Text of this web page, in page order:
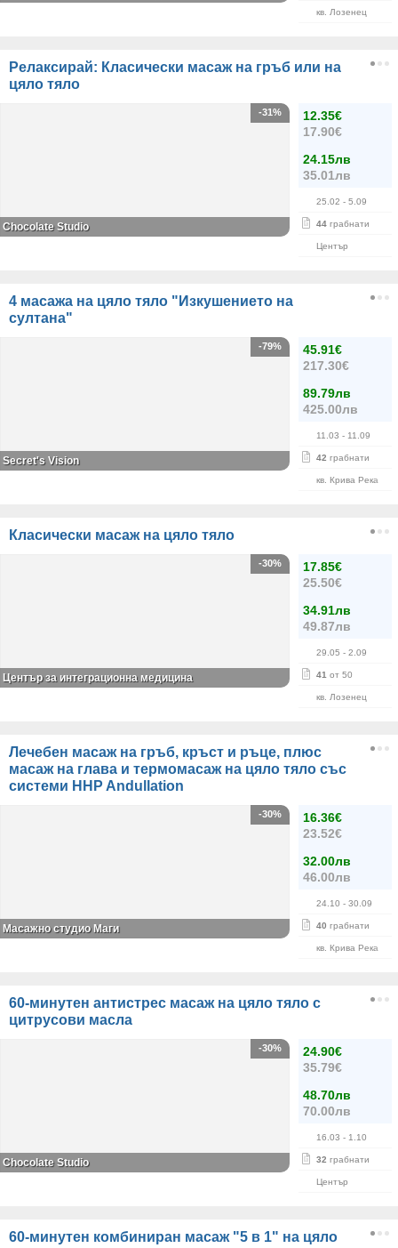
кв. Лозенец
Релаксирай: Класически масаж на гръб или на
цяло тяло
12.35€
17.90€
24.15лв
35.01лв
25.02 - 5.09
44 грабнати
Център
-31%
Chocolate Studio
4 масажа на цяло тяло "Изкушението на
султана"
45.91€
217.30€
89.79лв
425.00лв
11.03 - 11.09
42 грабнати
кв. Крива Река
-79%
Secret's Vision
Класически масаж на цяло тяло
17.85€
25.50€
34.91лв
49.87лв
29.05 - 2.09
41 от 50
кв. Лозенец
-30%
Център за интеграционна медицина
Лечебен масаж на гръб, кръст и ръце, плюс
масаж на глава и термомасаж на цяло тяло със
системи HHP Andullation
16.36€
23.52€
32.00лв
46.00лв
24.10 - 30.09
40 грабнати
кв. Крива Река
-30%
Масажно студио Маги
60-минутен антистрес масаж на цяло тяло с
цитрусови масла
24.90€
35.79€
48.70лв
70.00лв
16.03 - 1.10
32 грабнати
Център
-30%
Chocolate Studio
60-минутен комбиниран масаж "5 в 1" на цяло